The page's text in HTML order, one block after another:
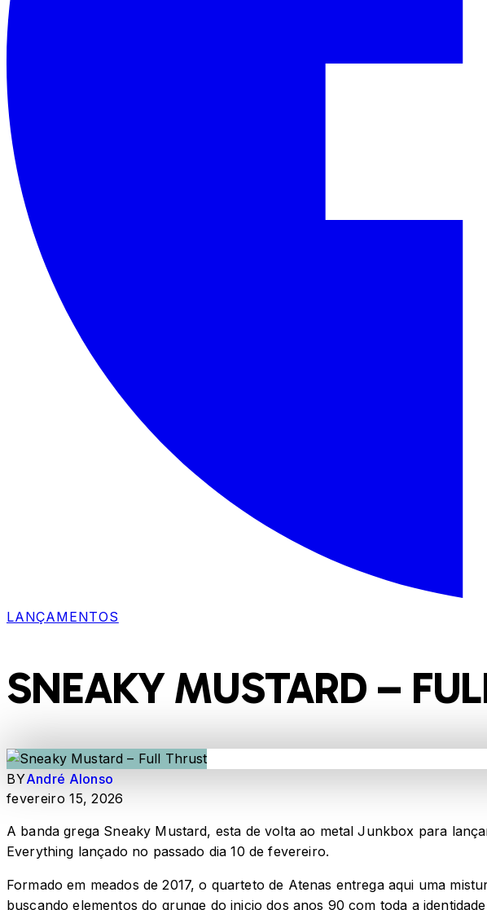
LANÇAMENTOS
SNEAKY MUSTARD –
BYAndré Alonso
fevereiro 15, 2026
A banda grega Sneaky Mustard, esta de volta ao metal Junkbox para
Everything lançado no passado dia 10 de fevereiro.
Formado em meados de 2017, o quarteto de Atenas entrega aqui uma
buscando elementos do grunge do inicio dos anos 90 com toda a